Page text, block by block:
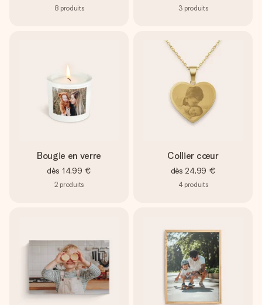
8 produits 3 produits
Bougie en verre
dès 14,99 €
2 produits
Collier cœur
dès 24,99 €
4 produits